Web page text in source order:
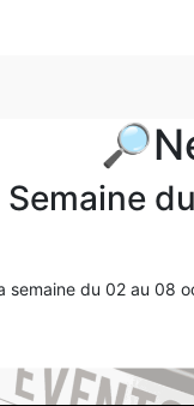
Semaine
semaine du 02 au 08